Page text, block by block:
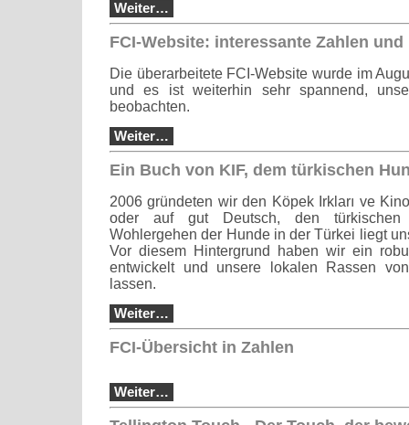
Weiter…
FCI-Website: interessante Zahlen und
Die überarbeitete FCI-Website wurde im
und es ist weiterhin sehr spannend,
beobachten.
Weiter…
Ein Buch von KIF, dem türkischen
2006 gründeten wir den Köpek Irkları ve
oder auf gut Deutsch, den türkischen
Wohlergehen der Hunde in der Türkei liegt
Vor diesem Hintergrund haben wir ein
entwickelt und unsere lokalen Rassen
lassen.
Weiter…
FCI-Übersicht in Zahlen
Weiter…